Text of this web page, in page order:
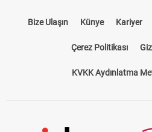
Bize Ulaşın Künye Kariyer
Çerez Politikası
KVKK Aydınlatma